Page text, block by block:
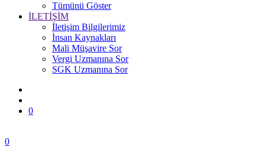
Tümünü Göster
İLETİŞİM
İletişim Bilgilerimiz
İnsan Kaynakları
Mali Müşavire Sor
Vergi Uzmanına Sor
SGK Uzmanına Sor
0
0